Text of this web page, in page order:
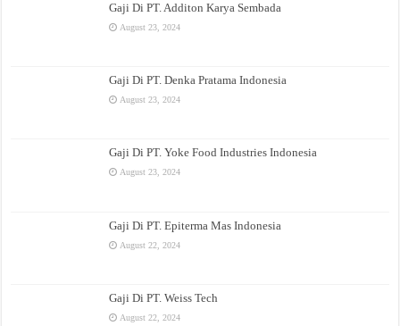
Gaji Di PT. Additon Karya Sembada
August 23, 2024
Gaji Di PT. Denka Pratama Indonesia
August 23, 2024
Gaji Di PT. Yoke Food Industries Indonesia
August 23, 2024
Gaji Di PT. Epiterma Mas Indonesia
August 22, 2024
Gaji Di PT. Weiss Tech
August 22, 2024